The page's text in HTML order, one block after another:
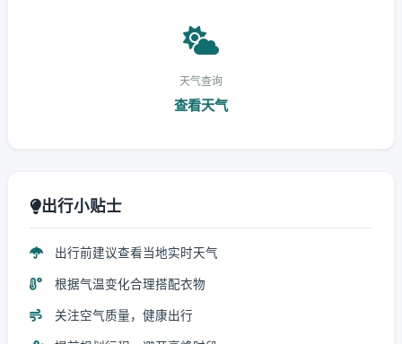
天气查询
查看天气
出行小贴士
出行前建议查看当地实时天气
根据气温变化合理搭配衣物
关注空气质量，健康出行